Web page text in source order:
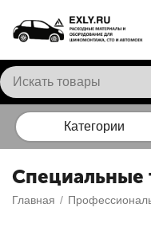
Категории
Специальные
Главная /